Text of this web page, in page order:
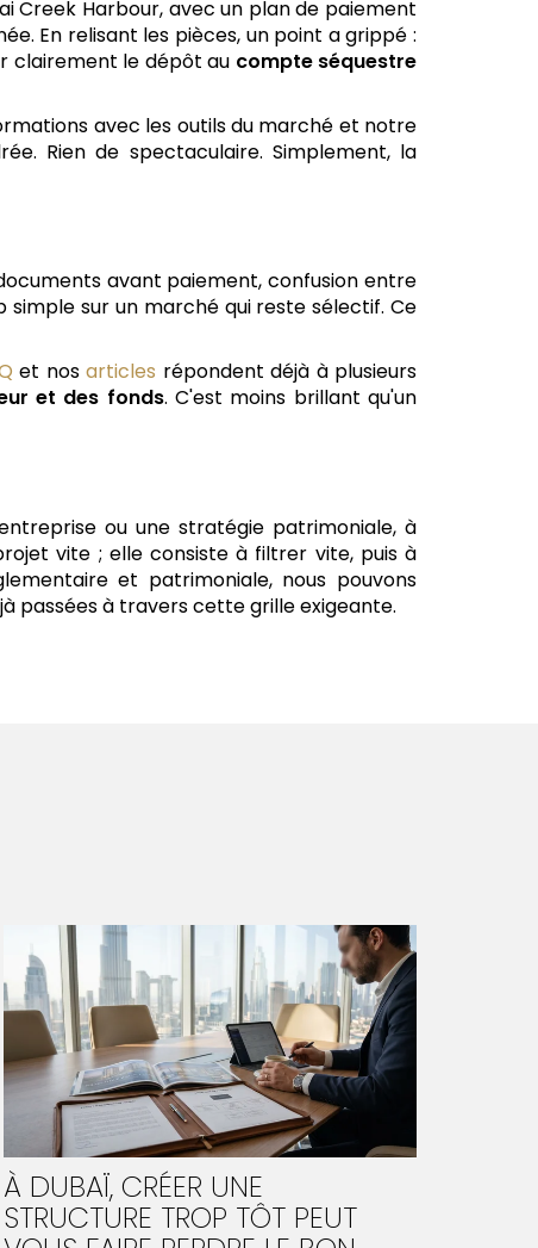
Creek Harbour, avec un plan de paiement
En relisant les pièces, un point a grippé :
clairement le dépôt au compte séquestre
avec les outils du marché et notre
Rien de spectaculaire. Simplement, la
avant paiement, confusion entre
sur un marché qui reste sélectif. Ce
et nosarticles répondent déjà à plusieurs
et des fonds. C'est moins brillant qu'un
ou une stratégie patrimoniale, à
vite ; elle consiste à filtrer vite, puis à
et patrimoniale, nous pouvons
passées à travers cette grille exigeante.
À DUBAÏ, CRÉER UNE
STRUCTURE TROP TÔT PEUT